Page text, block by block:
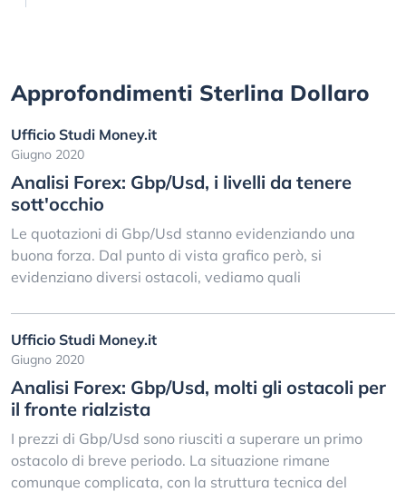
Approfondimenti Sterlina Dollaro
Ufficio Studi Money.it
Giugno 2020
Analisi Forex: Gbp/Usd, i livelli da tenere
sott'occhio
Le quotazioni di Gbp/Usd stanno evidenziando una
buona forza. Dal punto di vista grafico però, si
evidenziano diversi ostacoli, vediamo quali
Ufficio Studi Money.it
Giugno 2020
Analisi Forex: Gbp/Usd, molti gli ostacoli per
il fronte rialzista
I prezzi di Gbp/Usd sono riusciti a superare un primo
ostacolo di breve periodo. La situazione rimane
comunque complicata, con la struttura tecnica del